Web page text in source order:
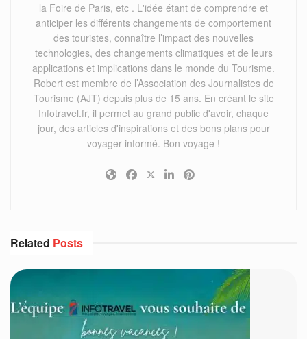
la Foire de Paris, etc . L'idée étant de comprendre et
anticiper les différents changements de comportement
des touristes, connaître l’impact des nouvelles
technologies, des changements climatiques et de leurs
applications et implications dans le monde du Tourisme.
Robert est membre de l’Association des Journalistes de
Tourisme (AJT) depuis plus de 15 ans. En créant le site
Infotravel.fr, il permet au grand public d'avoir, chaque
jour, des articles d'inspirations et des bons plans pour
voyager informé. Bon voyage !
Related Posts